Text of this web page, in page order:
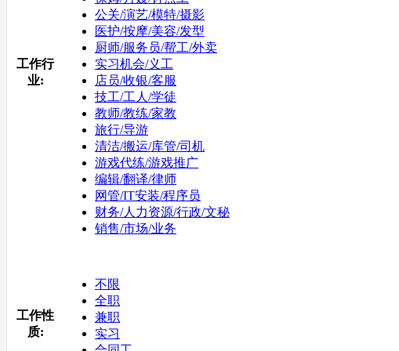
工作行
业:
公关/演艺/模特/摄影
医护/按摩/美容/发型
厨师/服务员/帮工/外卖
实习机会/义工
店员/收银/客服
技工/工人/学徒
教师/教练/家教
旅行/导游
清洁/搬运/库管/司机
游戏代练/游戏推广
编辑/翻译/律师
网管/IT安装/程序员
财务/人力资源/行政/文秘
销售/市场/业务
工作性
质:
不限
全职
兼职
实习